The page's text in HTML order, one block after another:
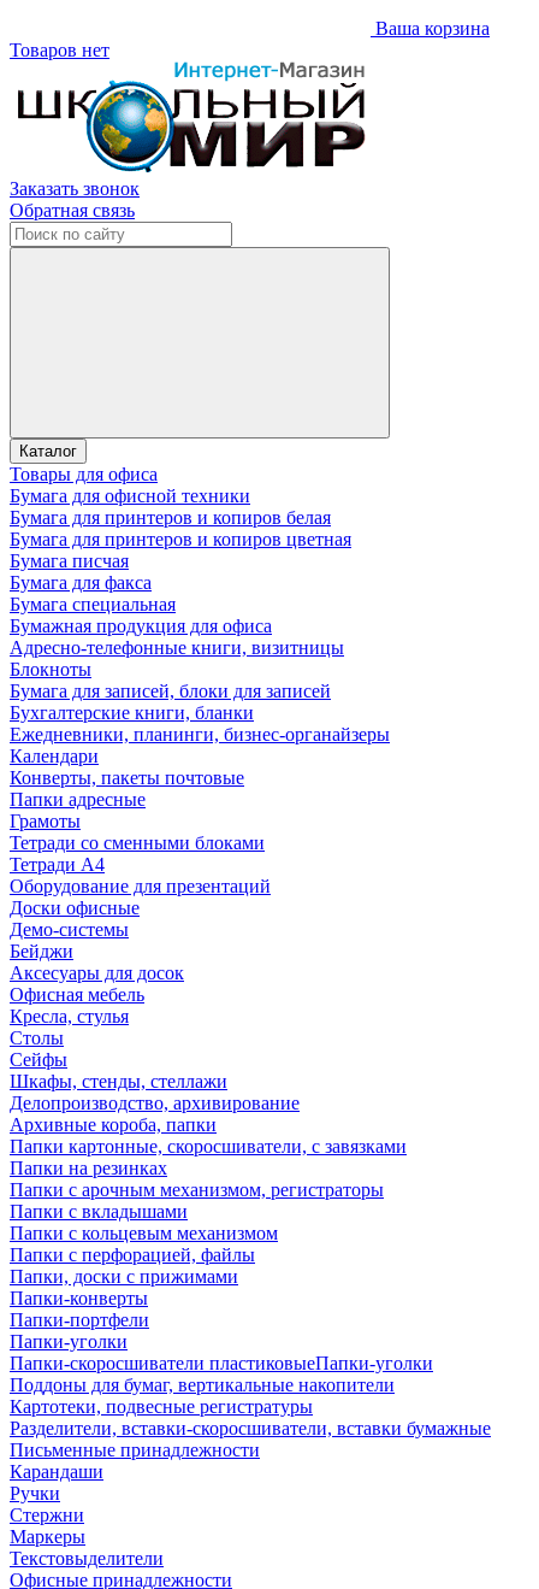
Ваша корзина
Товаров нет
Заказать звонок
Обратная связь
Каталог
Товары для офиса
Бумага для офисной техники
Бумага для принтеров и копиров белая
Бумага для принтеров и копиров цветная
Бумага писчая
Бумага для факса
Бумага специальная
Бумажная продукция для офиса
Адресно-телефонные книги, визитницы
Блокноты
Бумага для записей, блоки для записей
Бухгалтерские книги, бланки
Ежедневники, планинги, бизнес-органайзеры
Календари
Конверты, пакеты почтовые
Папки адресные
Грамоты
Тетради со сменными блоками
Тетради А4
Оборудование для презентаций
Доски офисные
Демо-системы
Бейджи
Аксесуары для досок
Офисная мебель
Кресла, стулья
Столы
Сейфы
Шкафы, стенды, стеллажи
Делопроизводство, архивирование
Архивные короба, папки
Папки картонные, скоросшиватели, с завязками
Папки на резинках
Папки с арочным механизмом, регистраторы
Папки с вкладышами
Папки с кольцевым механизмом
Папки с перфорацией, файлы
Папки, доски с прижимами
Папки-конверты
Папки-портфели
Папки-уголки
Папки-скоросшиватели пластиковыеПапки-уголки
Поддоны для бумаг, вертикальные накопители
Картотеки, подвесные регистратуры
Разделители, вставки-скоросшиватели, вставки бумажные
Письменные принадлежности
Карандаши
Ручки
Стержни
Маркеры
Текстовыделители
Офисные принадлежности